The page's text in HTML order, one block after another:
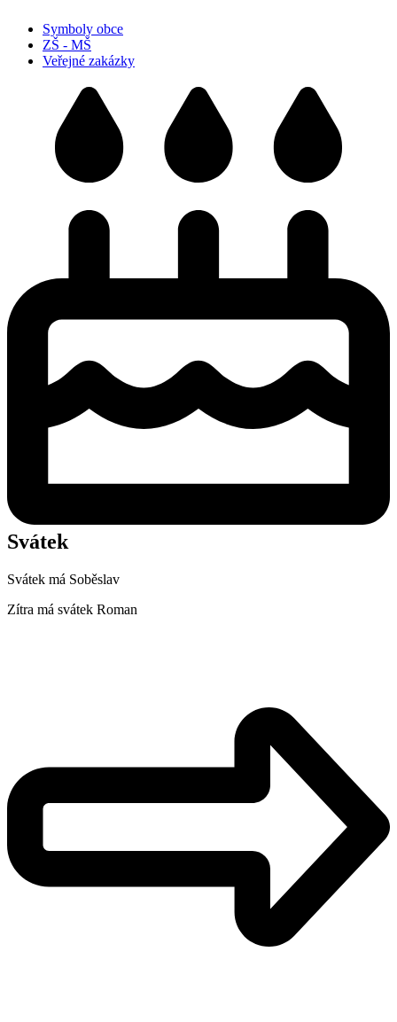
Symboly obce
ZŠ - MŠ
Veřejné zakázky
Svátek
Svátek má Soběslav
Zítra má svátek Roman